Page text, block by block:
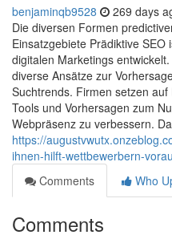
benjaminqb9528 269 days
Die diversen Formen
Einsatzgebiete Prädiktive
digitalen Marketings
diverse Ansätze zur
Suchtrends. Firmen setzen
Tools und Vorhersagen zum
Webpräsenz zu verbessern.
https://
ihnen-hilft-wettbewerbern-
Comments
Who
Comments